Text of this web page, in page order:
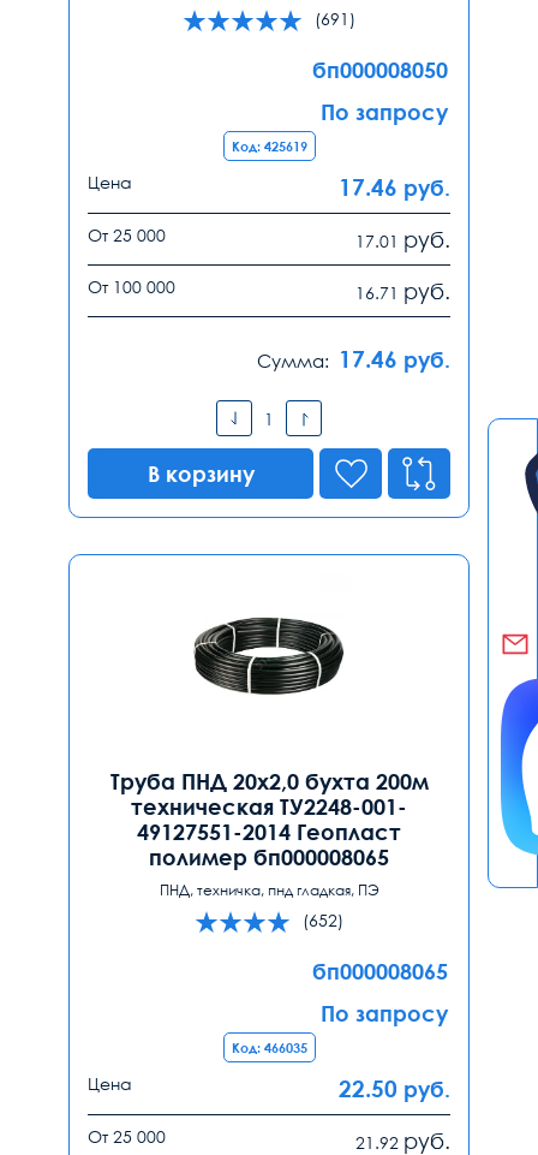
(691)
бп000008050
По запросу
Код: 425619
Цена 17.46 руб.
От 25 000 17.01 руб.
От 100 000 16.71 руб.
Сумма: 17.46 руб.
В корзину
Труба ПНД 20х2,0 бухта 200м
техническая ТУ2248-001-
49127551-2014 Геопласт
полимер бп000008065
ПНД, техничка, пнд гладкая, ПЭ
(652)
бп000008065
По запросу
Код: 466035
Цена 22.50 руб.
От 25 000 21.92 руб.